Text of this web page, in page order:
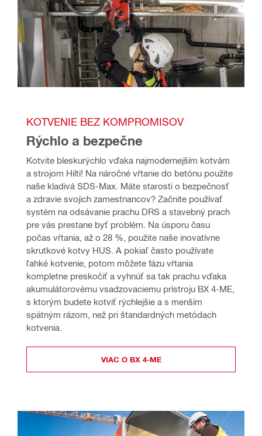
KOTVENIE BEZ KOMPROMISOV
Rýchlo a bezpečne
Kotvite bleskurýchlo vďaka najmodernejším kotvám
a strojom Hilti! Na náročné vŕtanie do betónu použite
naše kladivá SDS-Max. Máte starosti o bezpečnosť
a zdravie svojich zamestnancov? Začnite používať
systém na odsávanie prachu DRS a stavebný prach
pre vás prestane byť problém. Na úsporu času
počas vŕtania, až o 28 %, použite naše inovatívne
skrutkové kotvy HUS. A pokiaľ často používate
ľahké kotvenie, potom môžete fázu vŕtania
kompletne preskočiť a vyhnúť sa tak prachu vďaka
akumulátorovému vsadzovaciemu prístroju BX 4-ME,
s ktorým budete kotviť rýchlejšie a s menším
spätným rázom, než pri štandardných metódach
kotvenia.
VIAC O BX 4-ME